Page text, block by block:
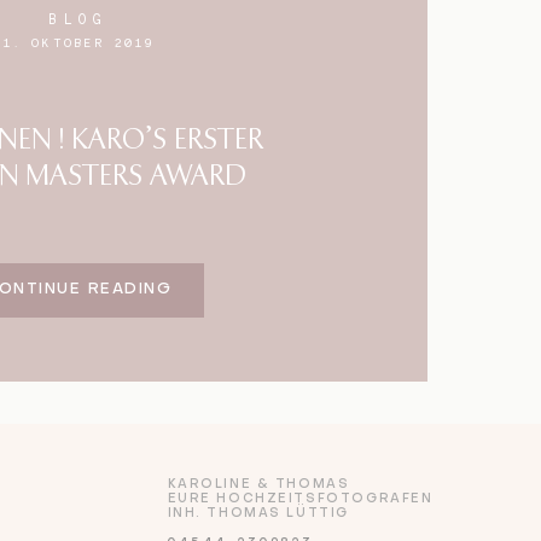
BLOG
1. OKTOBER 2019
! KARO’S ERSTER
MASTERS AWARD
READING
KAROLINE & THOMAS
EURE HOCHZEITSFOTOGRAFEN
INH. THOMAS LÜTTIG